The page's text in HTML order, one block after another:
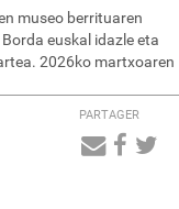
museo berrituaren
euskal idazle eta
2026ko martxoaren
PARTAGER